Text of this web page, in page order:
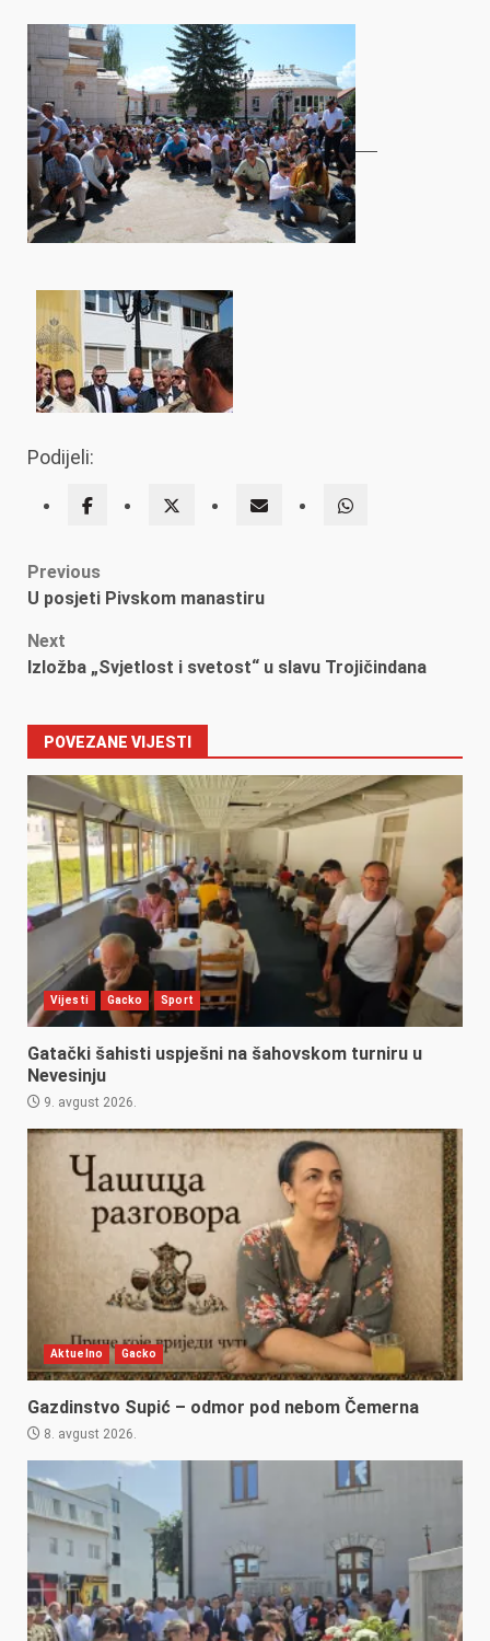
Podijeli:
Post
Previous
U posjeti Pivskom manastiru
Next
Izložba „Svjetlost i svetost“ u slavu Trojičindana
POVEZANE VIJESTI
Vijesti Gacko Sport
Gatački šahisti uspješni na šahovskom turniru u
Nevesinju
9. avgust 2026.
Aktuelno Gacko
Gazdinstvo Supić – odmor pod nebom Čemerna
8. avgust 2026.